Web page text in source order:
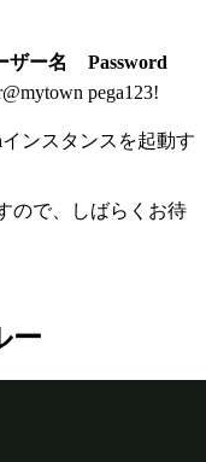
ザー名
Password
pega123!
ンスタンスを起動す
ので、しばらくお待
ー